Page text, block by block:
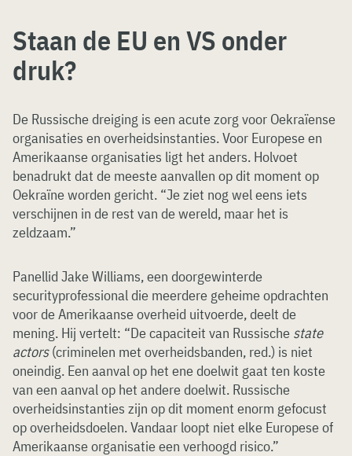
Staan de EU en VS onder
druk?
De Russische dreiging is een acute zorg voor Oekraïense
organisaties en overheidsinstanties. Voor Europese en
Amerikaanse organisaties ligt het anders. Holvoet
benadrukt dat de meeste aanvallen op dit moment op
Oekraïne worden gericht. “Je ziet nog wel eens iets
verschijnen in de rest van de wereld, maar het is
zeldzaam.”
Panellid Jake Williams, een doorgewinterde
securityprofessional die meerdere geheime opdrachten
voor de Amerikaanse overheid uitvoerde, deelt de
mening. Hij vertelt: “De capaciteit van Russische state
actors(criminelen met overheidsbanden, red.) is niet
oneindig. Een aanval op het ene doelwit gaat ten koste
van een aanval op het andere doelwit. Russische
overheidsinstanties zijn op dit moment enorm gefocust
op overheidsdoelen. Vandaar loopt niet elke Europese of
Amerikaanse organisatie een verhoogd risico.”